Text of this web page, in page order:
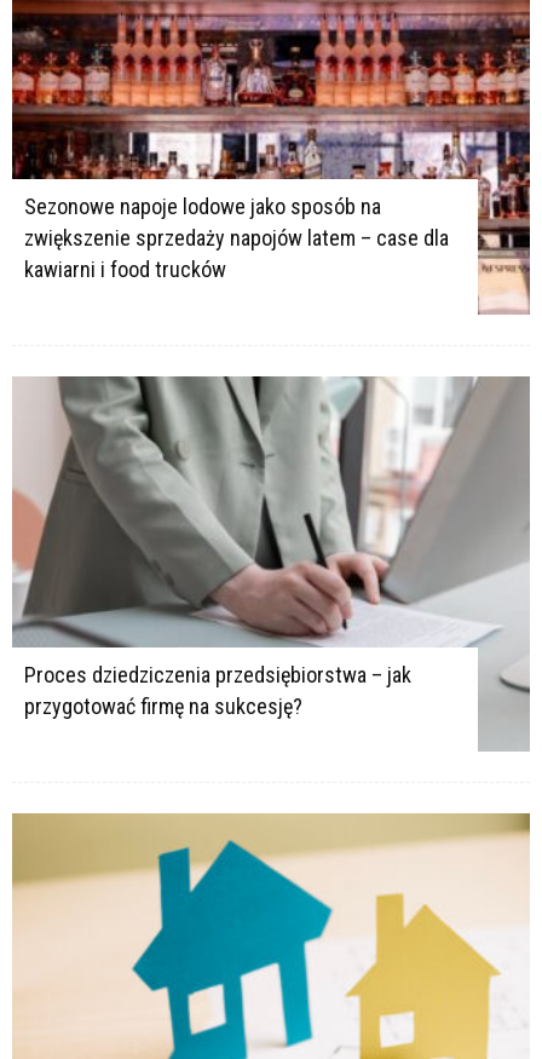
Sezonowe napoje lodowe jako sposób na
zwiększenie sprzedaży napojów latem – case dla
kawiarni i food trucków
Proces dziedziczenia przedsiębiorstwa – jak
przygotować firmę na sukcesję?